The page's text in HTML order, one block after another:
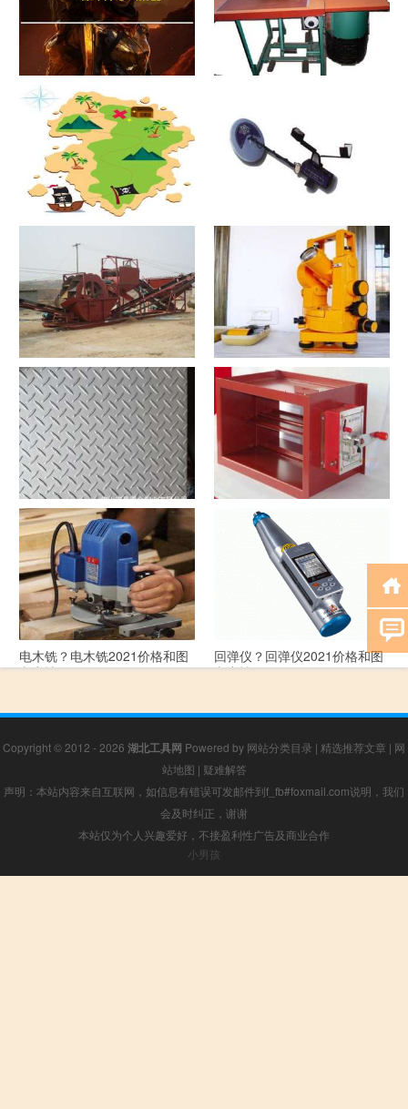
原木床怎么搭配
寻宝？寻宝2021价格和图文详
探测器？探测器2021价格和图
文详情
洗沙机？洗沙机2021价格和图
文详情
经纬仪？经纬仪2021价格和图
文详情
花纹板？花纹板2021价格和图
文详情
排烟阀？排烟阀2021价格和图
电木铣？电木铣2021价格和图
文详情
回弹仪？回弹仪2021价格和图
文详情
Copyright © 2012 - 2026 湖北工具网 Powered by 网站分类目录 | 精选推荐文章 | 网
站地图 | 疑难解答
声明：本站内容来自互联网，如信息有错误可发邮件到f_fb#foxmail.com说明，我们
会及时纠正，谢谢
本站仅为个人兴趣爱好，不接盈利性广告及商业合作
小男孩